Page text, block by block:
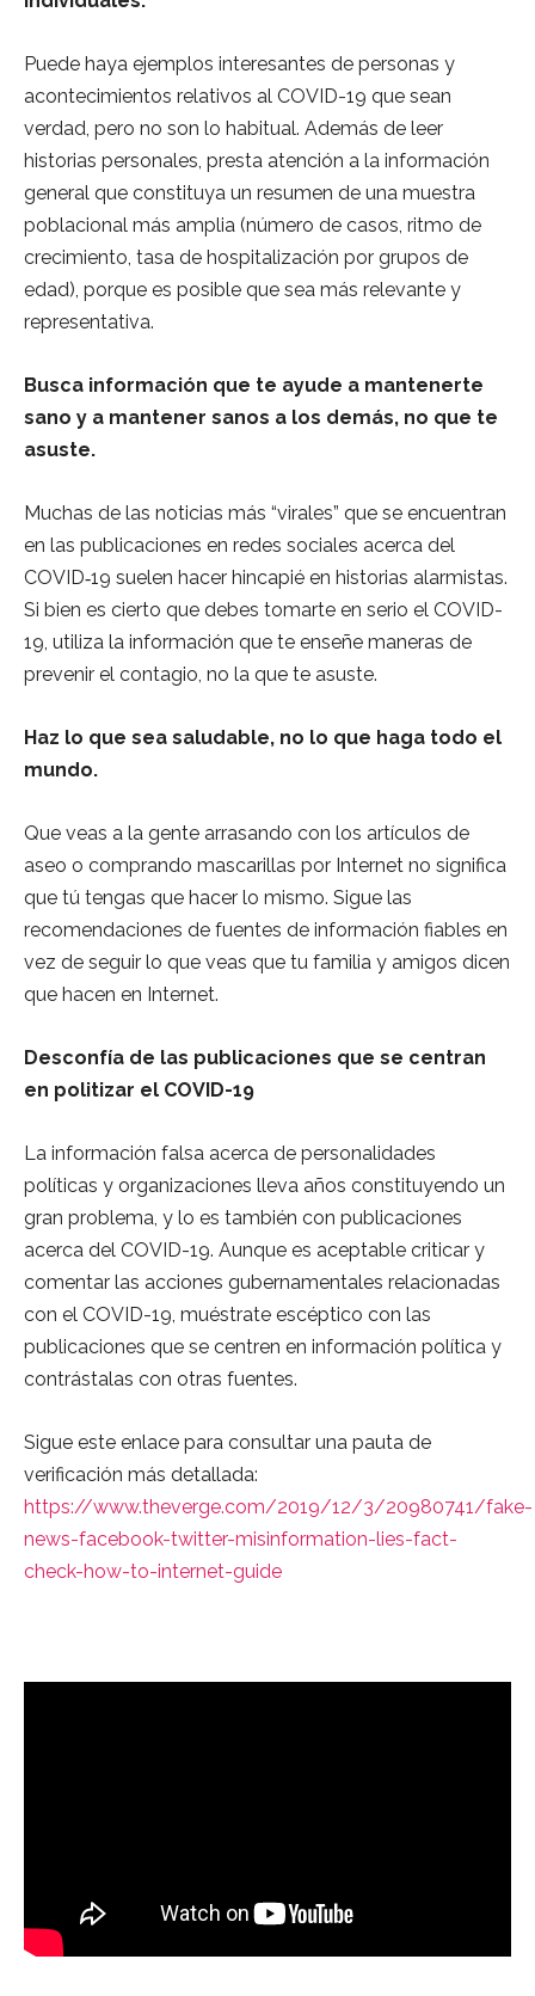
Puede haya ejemplos interesantes de personas y
acontecimientos relativos al COVID-19 que sean
verdad, pero no son lo habitual. Además de leer
historias personales, presta atención a la información
general que constituya un resumen de una muestra
poblacional más amplia (número de casos, ritmo de
crecimiento, tasa de hospitalización por grupos de
edad), porque es posible que sea más relevante y
representativa.
Busca información que te ayude a mantenerte
sano y a mantener sanos a los demás, no que te
asuste.
Muchas de las noticias más “virales” que se encuentran
en las publicaciones en redes sociales acerca del
COVID‑19 suelen hacer hincapié en historias alarmistas.
Si bien es cierto que debes tomarte en serio el COVID-
19, utiliza la información que te enseñe maneras de
prevenir el contagio, no la que te asuste.
Haz lo que sea saludable, no lo que haga todo el
mundo.
Que veas a la gente arrasando con los artículos de
aseo o comprando mascarillas por Internet no significa
que tú tengas que hacer lo mismo. Sigue las
recomendaciones de fuentes de información fiables en
vez de seguir lo que veas que tu familia y amigos dicen
que hacen en Internet.
Desconfía de las publicaciones que se centran
en politizar el COVID-19
La información falsa acerca de personalidades
políticas y organizaciones lleva años constituyendo un
gran problema, y lo es también con publicaciones
acerca del COVID-19. Aunque es aceptable criticar y
comentar las acciones gubernamentales relacionadas
con el COVID-19, muéstrate escéptico con las
publicaciones que se centren en información política y
contrástalas con otras fuentes.
Sigue este enlace para consultar una pauta de
verificación más detallada:
https://www.theverge.com/2019/12/3/20980741/fake-
news-facebook-twitter-misinformation-lies-fact-
check-how-to-internet-guide